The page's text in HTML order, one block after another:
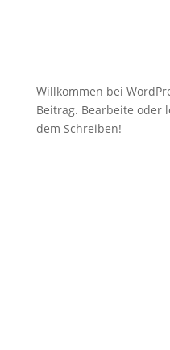
Willkommen bei
Beitrag. Bearbeite oder
dem Schreiben!